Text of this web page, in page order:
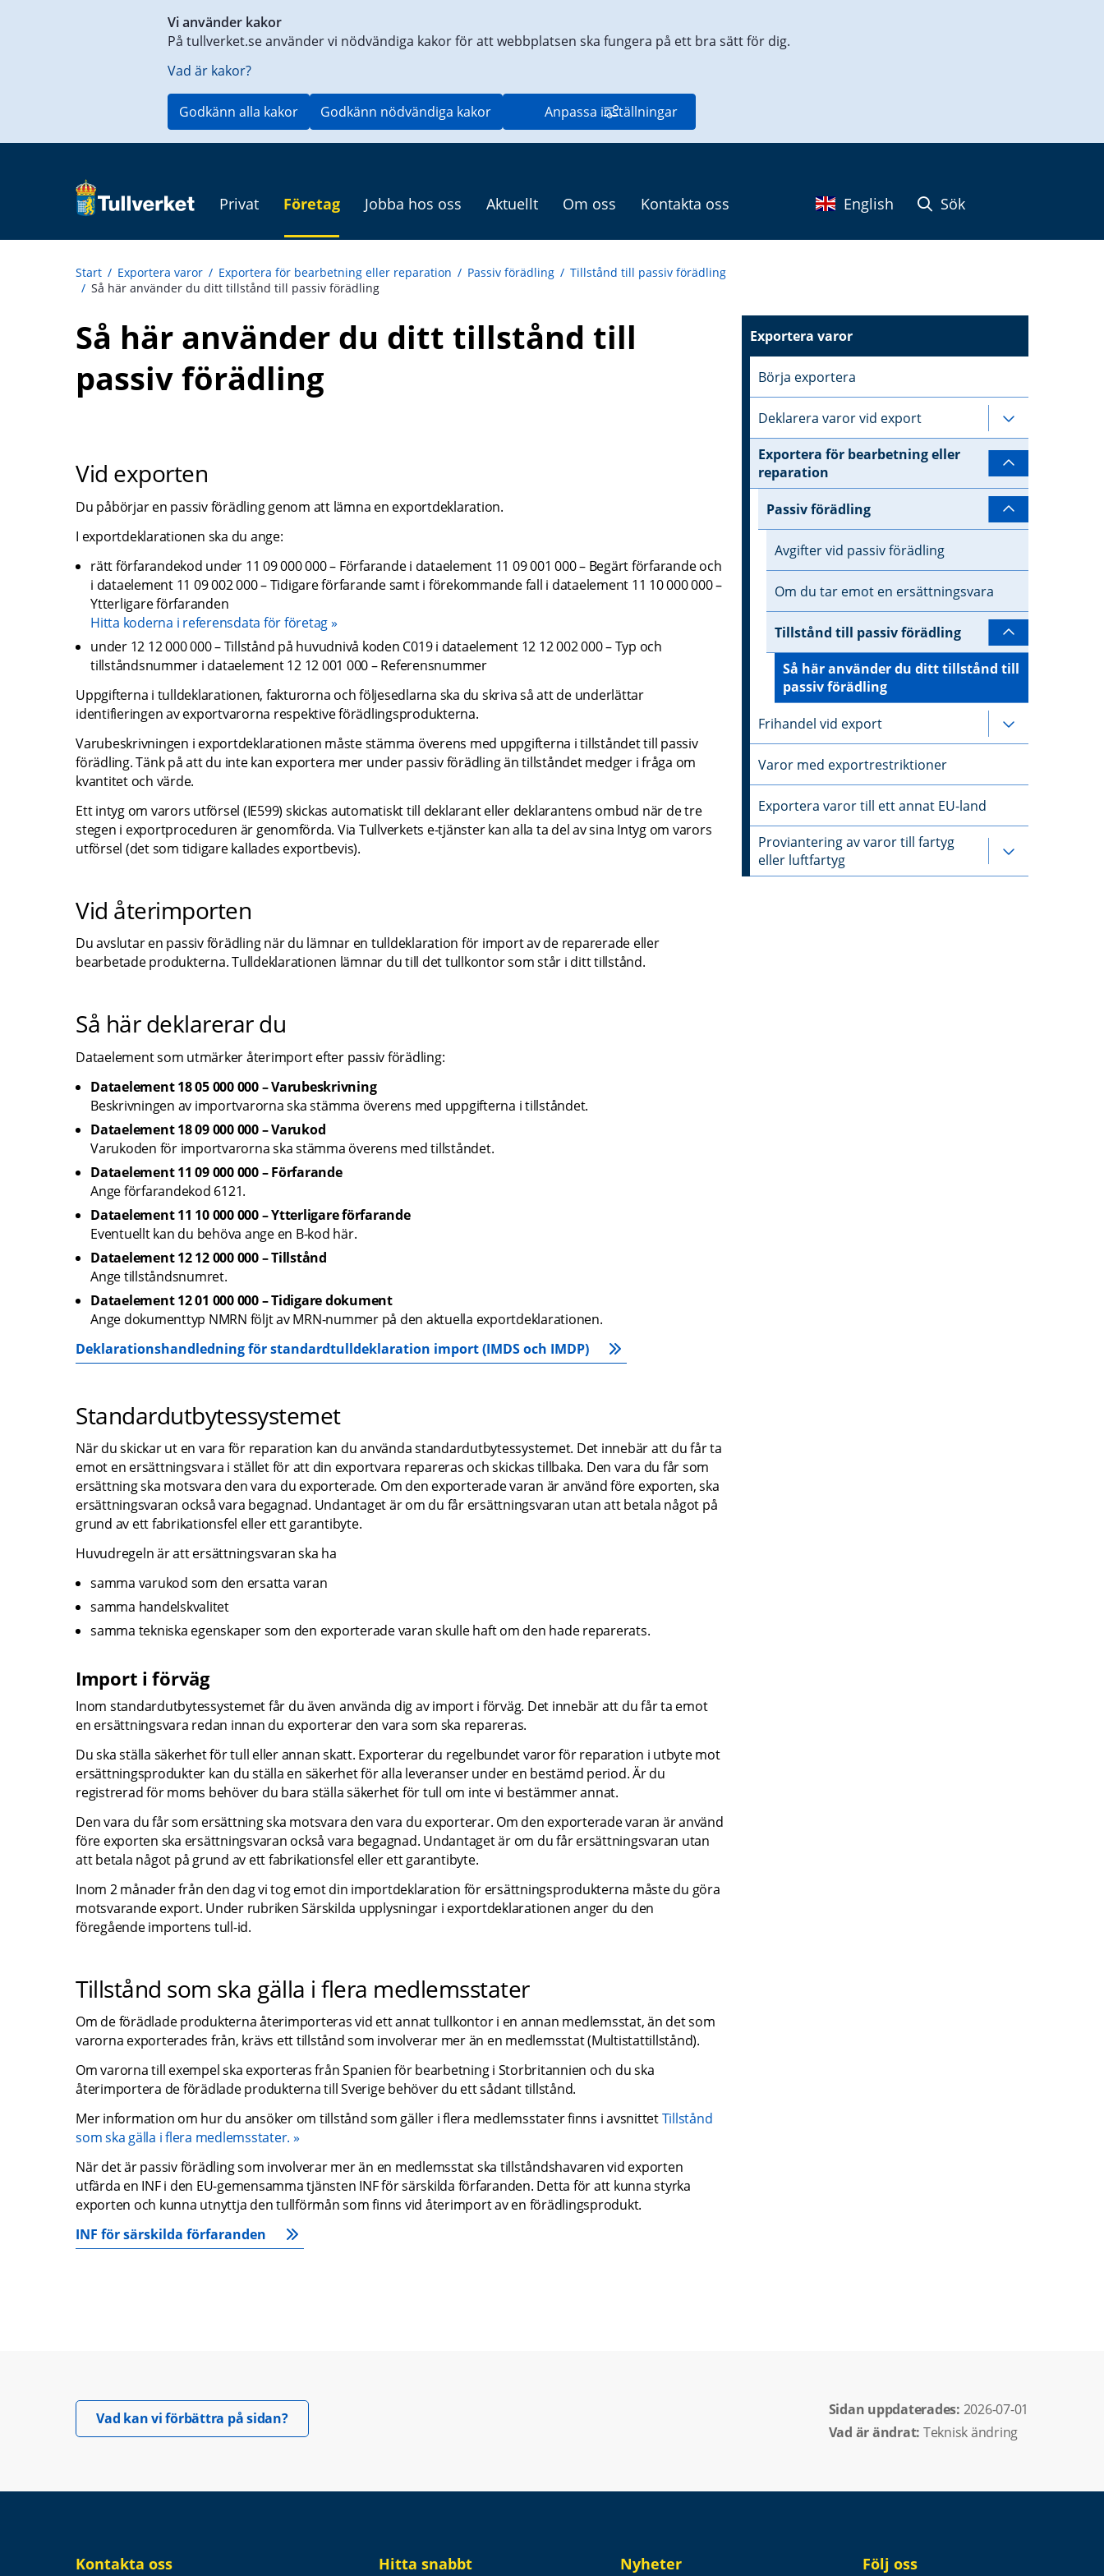
Vi använder kakor
På tullverket.se använder vi nödvändiga kakor för att webbplatsen ska fungera på ett bra sätt för dig.
Vad är kakor?
Godkänn alla kakor Godkänn nödvändiga kakor Anpassa inställningar
Privat Företag Jobba hos oss Aktuellt Om oss Kontakta oss English Sök
Start / Exportera varor / Exportera för bearbetning eller reparation / Passiv förädling / Tillstånd till passiv förädling
/ Så här använder du ditt tillstånd till passiv förädling
Så här använder du ditt tillstånd till
passiv förädling
Vid exporten
Du påbörjar en passiv förädling genom att lämna en exportdeklaration.
I exportdeklarationen ska du ange:
rätt förfarandekod under 11 09 000 000 – Förfarande i dataelement 11 09 001 000 – Begärt förfarande och
i dataelement 11 09 002 000 – Tidigare förfarande samt i förekommande fall i dataelement 11 10 000 000 –
Ytterligare förfaranden
Hitta koderna i referensdata för företag
under 12 12 000 000 – Tillstånd på huvudnivå koden C019 i dataelement 12 12 002 000 – Typ och
tillståndsnummer i dataelement 12 12 001 000 – Referensnummer
Uppgifterna i tulldeklarationen, fakturorna och följesedlarna ska du skriva så att de underlättar
identifieringen av exportvarorna respektive förädlingsprodukterna.
Varubeskrivningen i exportdeklarationen måste stämma överens med uppgifterna i tillståndet till passiv
förädling. Tänk på att du inte kan exportera mer under passiv förädling än tillståndet medger i fråga om
kvantitet och värde.
Ett intyg om varors utförsel (IE599) skickas automatiskt till deklarant eller deklarantens ombud när de tre
stegen i exportproceduren är genomförda. Via Tullverkets e-tjänster kan alla ta del av sina Intyg om varors
utförsel (det som tidigare kallades exportbevis).
Vid återimporten
Du avslutar en passiv förädling när du lämnar en tulldeklaration för import av de reparerade eller
bearbetade produkterna. Tulldeklarationen lämnar du till det tullkontor som står i ditt tillstånd.
Så här deklarerar du
Dataelement som utmärker återimport efter passiv förädling:
Dataelement 18 05 000 000 – Varubeskrivning
Beskrivningen av importvarorna ska stämma överens med uppgifterna i tillståndet.
Dataelement 18 09 000 000 – Varukod
Varukoden för importvarorna ska stämma överens med tillståndet.
Dataelement 11 09 000 000 – Förfarande
Ange förfarandekod 6121.
Dataelement 11 10 000 000 – Ytterligare förfarande
Eventuellt kan du behöva ange en B-kod här.
Dataelement 12 12 000 000 – Tillstånd
Ange tillståndsnumret.
Dataelement 12 01 000 000 – Tidigare dokument
Ange dokumenttyp NMRN följt av MRN-nummer på den aktuella exportdeklarationen.
Deklarationshandledning för standardtulldeklaration import (IMDS och IMDP)
Standardutbytessystemet
När du skickar ut en vara för reparation kan du använda standardutbytessystemet. Det innebär att du får ta
emot en ersättningsvara i stället för att din exportvara repareras och skickas tillbaka. Den vara du får som
ersättning ska motsvara den vara du exporterade. Om den exporterade varan är använd före exporten, ska
ersättningsvaran också vara begagnad. Undantaget är om du får ersättningsvaran utan att betala något på
grund av ett fabrikationsfel eller ett garantibyte.
Huvudregeln är att ersättningsvaran ska ha
samma varukod som den ersatta varan
samma handelskvalitet
samma tekniska egenskaper som den exporterade varan skulle haft om den hade reparerats.
Import i förväg
Inom standardutbytessystemet får du även använda dig av import i förväg. Det innebär att du får ta emot
en ersättningsvara redan innan du exporterar den vara som ska repareras.
Du ska ställa säkerhet för tull eller annan skatt. Exporterar du regelbundet varor för reparation i utbyte mot
ersättningsprodukter kan du ställa en säkerhet för alla leveranser under en bestämd period. Är du
registrerad för moms behöver du bara ställa säkerhet för tull om inte vi bestämmer annat.
Den vara du får som ersättning ska motsvara den vara du exporterar. Om den exporterade varan är använd
före exporten ska ersättningsvaran också vara begagnad. Undantaget är om du får ersättningsvaran utan
att betala något på grund av ett fabrikationsfel eller ett garantibyte.
Inom 2 månader från den dag vi tog emot din importdeklaration för ersättningsprodukterna måste du göra
motsvarande export. Under rubriken Särskilda upplysningar i exportdeklarationen anger du den
föregående importens tull-id.
Tillstånd som ska gälla i flera medlemsstater
Om de förädlade produkterna återimporteras vid ett annat tullkontor i en annan medlemsstat, än det som
varorna exporterades från, krävs ett tillstånd som involverar mer än en medlemsstat (Multistattillstånd).
Om varorna till exempel ska exporteras från Spanien för bearbetning i Storbritannien och du ska
återimportera de förädlade produkterna till Sverige behöver du ett sådant tillstånd.
Mer information om hur du ansöker om tillstånd som gäller i flera medlemsstater finns i avsnittet Tillstånd
som ska gälla i flera medlemsstater.
När det är passiv förädling som involverar mer än en medlemsstat ska tillståndshavaren vid exporten
utfärda en INF i den EU-gemensamma tjänsten INF för särskilda förfaranden. Detta för att kunna styrka
exporten och kunna utnyttja den tullförmån som finns vid återimport av en förädlingsprodukt.
INF för särskilda förfaranden
Exportera varor
Börja exportera
Deklarera varor vid export
Exportera för bearbetning eller
reparation
Passiv förädling
Avgifter vid passiv förädling
Om du tar emot en ersättningsvara
Tillstånd till passiv förädling
Så här använder du ditt tillstånd till
passiv förädling
Frihandel vid export
Varor med exportrestriktioner
Exportera varor till ett annat EU-land
Proviantering av varor till fartyg
eller luftfartyg
Vad kan vi förbättra på sidan?Öppnas i nytt fönster. Sidan uppdaterades: 2026-07-01
Vad är ändrat: Teknisk ändring
Kontakta oss Hitta snabbt Nyheter Följ oss